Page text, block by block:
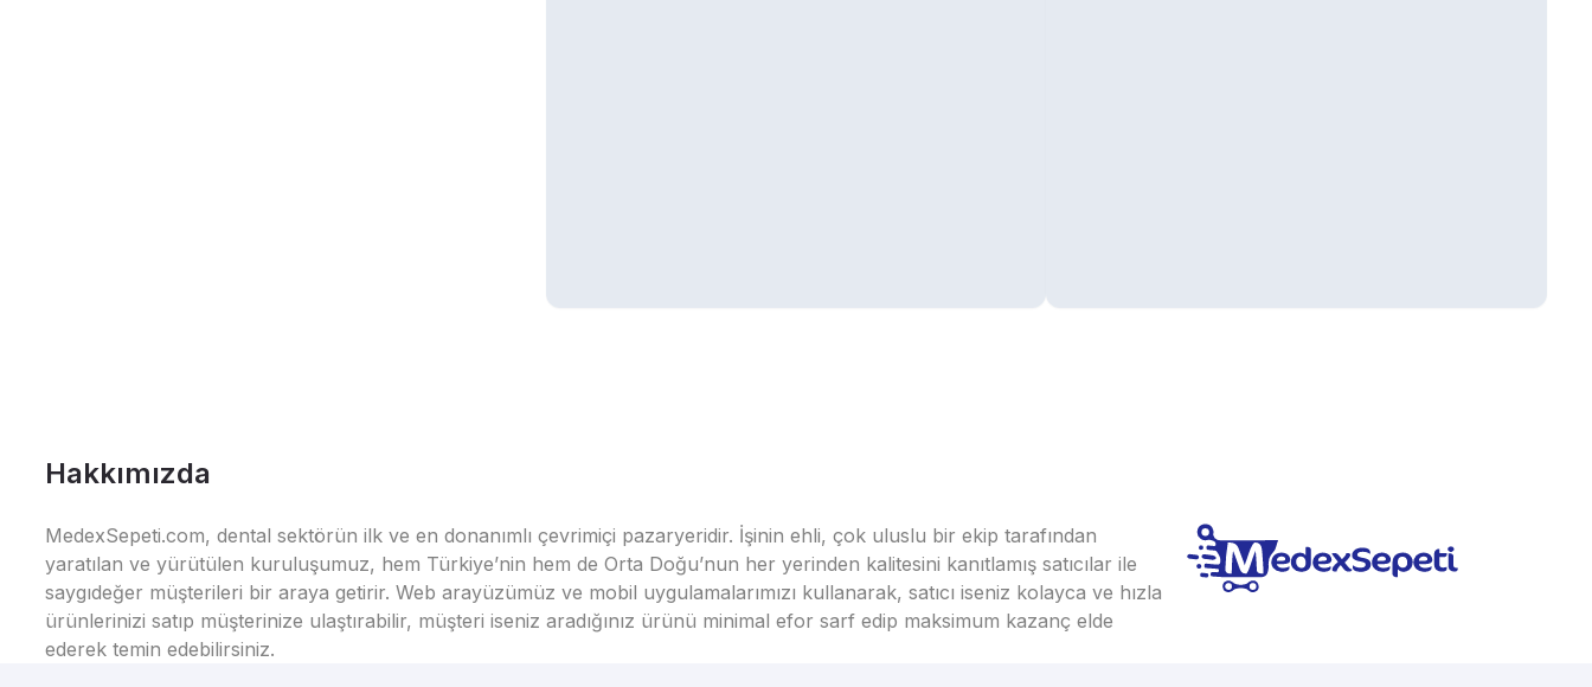
Hakkımızda
MedexSepeti.com, dental sektörün ilk ve en donanımlı çevrimiçi pazaryeridir. İşinin ehli, çok uluslu bir ekip tarafından
yaratılan ve yürütülen kuruluşumuz, hem Türkiye’nin hem de Orta Doğu’nun her yerinden kalitesini kanıtlamış satıcılar ile
saygıdeğer müşterileri bir araya getirir. Web arayüzümüz ve mobil uygulamalarımızı kullanarak, satıcı iseniz kolayca ve hızla
ürünlerinizi satıp müşterinize ulaştırabilir, müşteri iseniz aradığınız ürünü minimal efor sarf edip maksimum kazanç elde
ederek temin edebilirsiniz.